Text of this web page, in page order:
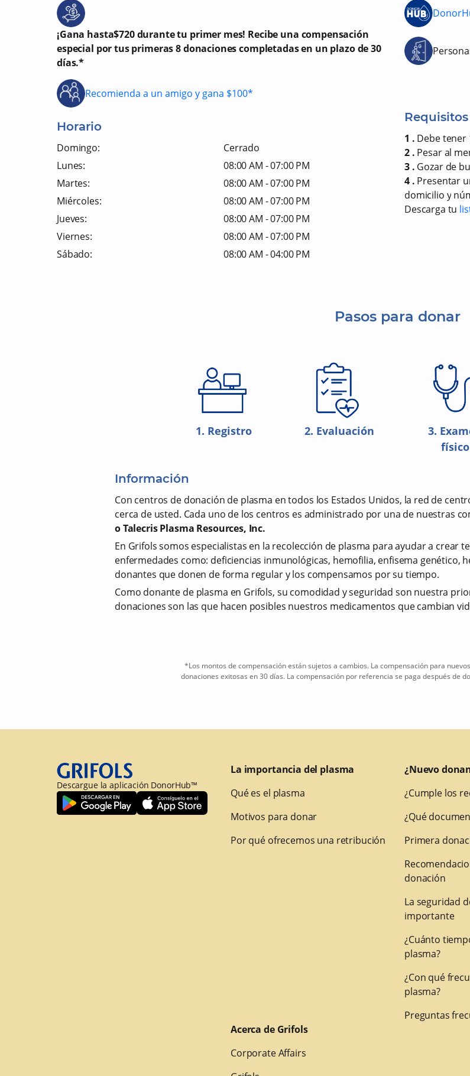
¡Gana hasta$720 durante tu primer mes! Recibe una compensación
especial por tus primeras 8 donaciones completadas en un plazo de 30
días.*
Recomienda a un amigo y gana $100*
Horario
Domingo:
Cerrado
Lunes:
08:00 AM - 07:00 PM
Martes:
08:00 AM - 07:00 PM
Miércoles:
08:00 AM - 07:00 PM
Jueves:
08:00 AM - 07:00 PM
Viernes:
08:00 AM - 07:00 PM
Sábado:
08:00 AM - 04:00 PM
1 . Debe tener
2 . Pesar al
3 . Gozar de
4 . Presentar
domicilio y
Descarga tu
Pasos para donar
1. Registro 2. Evaluación
3.
físico
Información
Con centros de donación de plasma en todos los Estados Unidos, la red de
cerca de usted. Cada uno de los centros es administrado por una de nuestras
o Talecris Plasma Resources, Inc.
En Grifols somos especialistas en la recolección de plasma para ayudar a crear
enfermedades como: deficiencias inmunológicas, hemofilia, enfisema genético,
donantes que donen de forma regular y los compensamos por su tiempo.
Como donante de plasma en Grifols, su comodidad y seguridad son nuestra
donaciones son las que hacen posibles nuestros medicamentos que cambian
*Los montos de compensación están sujetos a cambios. La compensación para
donaciones exitosas en 30 días. La compensación por referencia se paga después de
Descargue la aplicación DonorHub™
La importancia del plasma
Qué es el plasma
Motivos para donar
Por qué ofrecemos una retribución
¿Nuevo
¿Cumple los
¿Qué
Primera
donación
La seguridad
importante
¿Cuánto
plasma?
¿Con qué
plasma?
Preguntas
Acerca de Grifols
Corporate Affairs